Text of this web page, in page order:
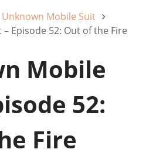
Unknown Mobile Suit
Episode 52: Out of the Fire
Mobile
52:
Fire